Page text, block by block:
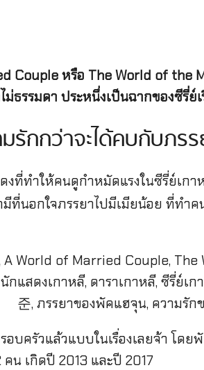
Couple หรือ The World of
รรมดา ประหนึ่งเป็นฉากของซีรี่ย์เ
รักกว่าจะได้คบกับภร
ที่ทำให้คนดูกำหมัดแรงในซีรี่ย์เกาห
ที่นอกใจภรรยาไปมีเมียน้อย ที่ทำค
บครัวแล้วแบบในเรื่องเลยจ้า โด
น เกิดปี 2013 และปี 2017